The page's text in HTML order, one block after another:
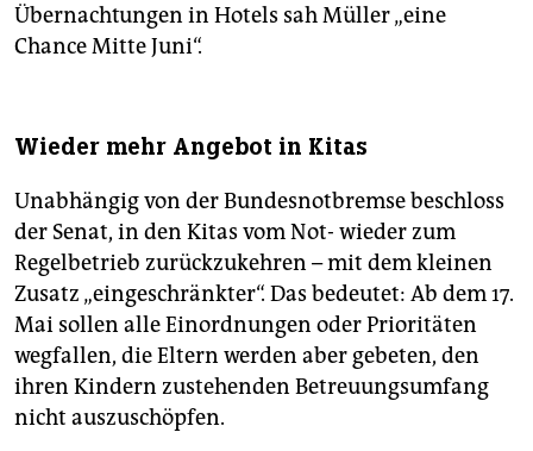
Übernachtungen in Hotels sah Müller „eine
Chance Mitte Juni“.
Wieder mehr Angebot in Kitas
Unabhängig von der Bundesnotbremse beschloss
der Senat, in den Kitas vom Not- wieder zum
Regelbetrieb zurückzukehren – mit dem kleinen
Zusatz „eingeschränkter“. Das bedeutet: Ab dem 17.
Mai sollen alle Einordnungen oder Prioritäten
wegfallen, die Eltern werden aber gebeten, den
ihren Kindern zustehenden Betreuungsumfang
nicht auszuschöpfen.